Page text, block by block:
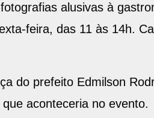
alusivas à
feira, das 11 às 14h.
do prefeito Edmilson
aconteceria no evento.